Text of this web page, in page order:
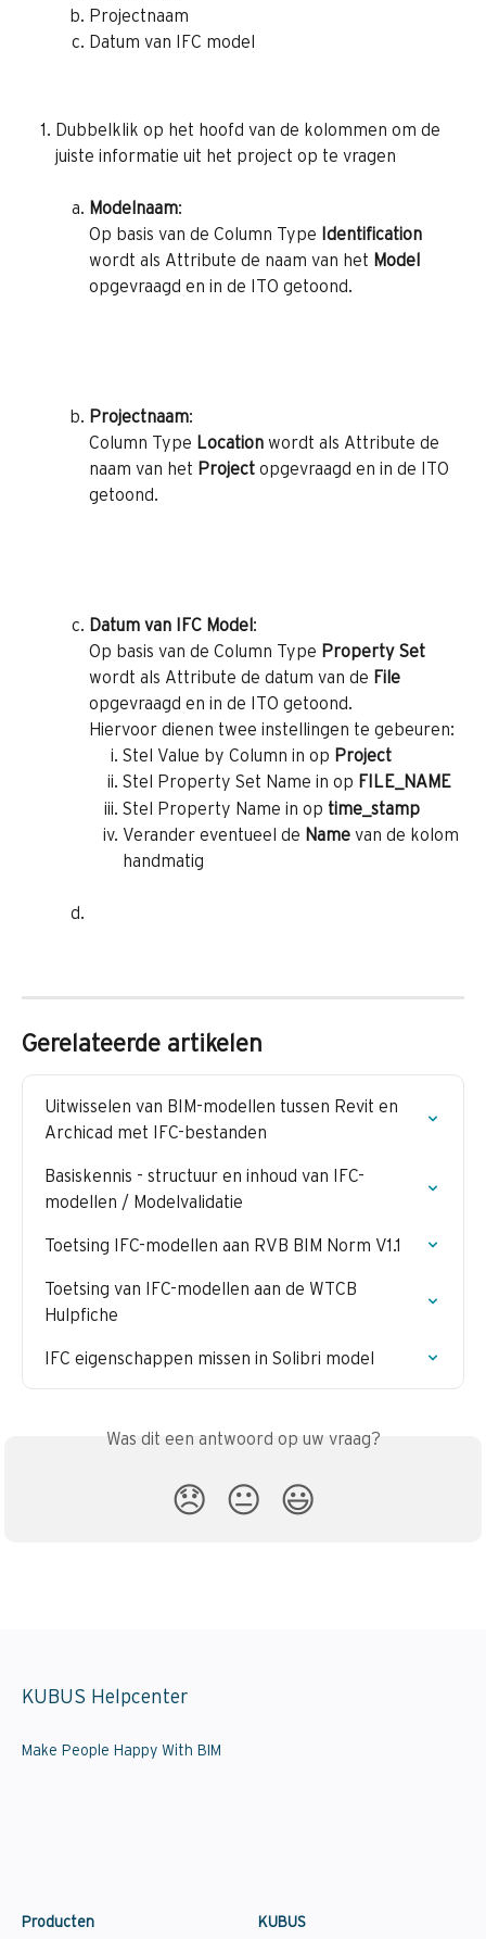
Projectnaam
Datum van IFC model
Dubbelklik op het hoofd van de kolommen om de
juiste informatie uit het project op te vragen
Modelnaam:
Op basis van de Column Type Identification
wordt als Attribute de naam van het Model
opgevraagd en in de ITO getoond.
Projectnaam:
Column Type Location wordt als Attribute de
naam van het Project opgevraagd en in de ITO
getoond.
Datum van IFC Model:
Op basis van de Column Type Property Set
wordt als Attribute de datum van de File
opgevraagd en in de ITO getoond.
Hiervoor dienen twee instellingen te gebeuren:
Stel Value by Column in op Project
Stel Property Set Name in op FILE_NAME
Stel Property Name in op time_stamp
Verander eventueel de Name van de kolom
handmatig
Gerelateerde artikelen
Uitwisselen van BIM-modellen tussen Revit en
Archicad met IFC-bestanden
Basiskennis - structuur en inhoud van IFC-
modellen / Modelvalidatie
Toetsing IFC-modellen aan RVB BIM Norm V1.1
Toetsing van IFC-modellen aan de WTCB
Hulpfiche
IFC eigenschappen missen in Solibri model
Was dit een antwoord op uw vraag?
😞 😐 😃
KUBUS Helpcenter
Make People Happy With BIM
Producten KUBUS